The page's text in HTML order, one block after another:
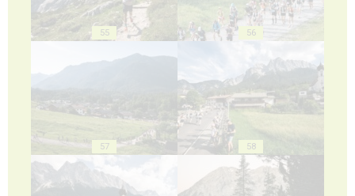
55 56
57 58